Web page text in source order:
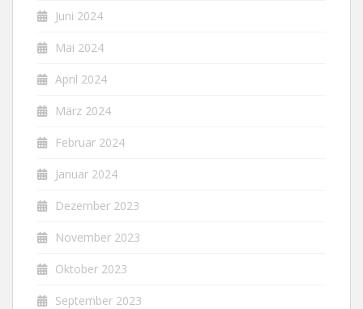
Juni 2024
Mai 2024
April 2024
März 2024
Februar 2024
Januar 2024
Dezember 2023
November 2023
Oktober 2023
September 2023